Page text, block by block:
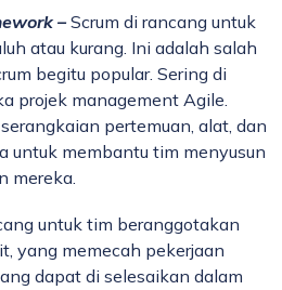
– Scrum di rancang untuk
atau kurang. Ini adalah salah
begitu popular. Sering di
projek management Agile.
pertemuan, alat, dan
untuk membantu tim menyusun
mereka.
untuk tim beranggotakan
yang memecah pekerjaan
dapat di selesaikan dalam